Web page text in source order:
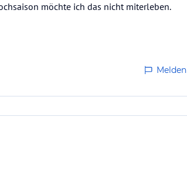
möchte ich das nicht miterleben.
Melden